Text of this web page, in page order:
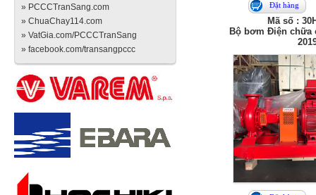
» PCCCTranSang.com
» ChuaChay114.com
» VatGia.com/PCCCTranSang
» facebook.com/transangpccc
Đặt hàng
Mã số :
Bộ bơm Điện chữa